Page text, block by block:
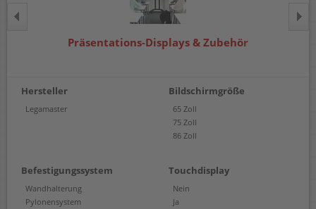
Präsentations-Displays & Zubehör
Hersteller
Legamaster
Bildschirmgröße
65 Zoll
75 Zoll
86 Zoll
Befestigungssystem
Wandhalterung
Pylonensystem
Touchdisplay
Nein
Ja